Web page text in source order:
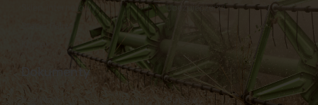
Dokumenty
Regulamin Dostawy
Sklep internetowy
Ubezpieczenia